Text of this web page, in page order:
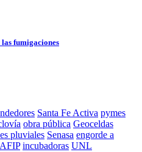
fumigaciones
Santa Fe Activa pymes
obra pública Geoceldas
pluviales Senasa engorde a
AFIP incubadoras UNL